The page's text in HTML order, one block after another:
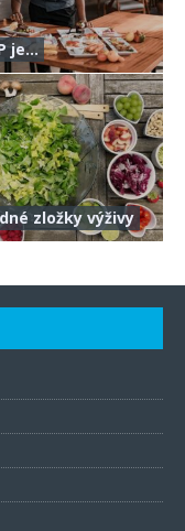
je…
zložky výživy